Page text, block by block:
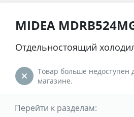
MIDEA
Отдельностоящий
Товар больше недоступен
магазине.
Перейти к разделам: